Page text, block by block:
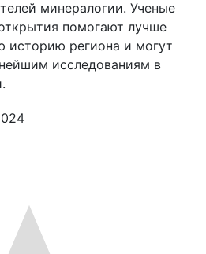
минералогии. Ученые
помогают лучше
историю региона и могут
исследованиям в